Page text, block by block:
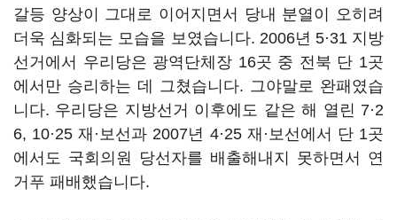
갈등 양상이 그대로 이어지면서 당내 분열이 오히려
더욱 심화되는 모습을 보였습니다. 2006년 5·31 지방
선거에서 우리당은 광역단체장 16곳 중 전북 단 1곳
에서만 승리하는 데 그쳤습니다. 그야말로 완패였습
니다. 우리당은 지방선거 이후에도 같은 해 열린 7·2
6, 10·25 재·보선과 2007년 4·25 재·보선에서 단 1곳
에서도 국회의원 당선자를 배출해내지 못하면서 연
거푸 패배했습니다.